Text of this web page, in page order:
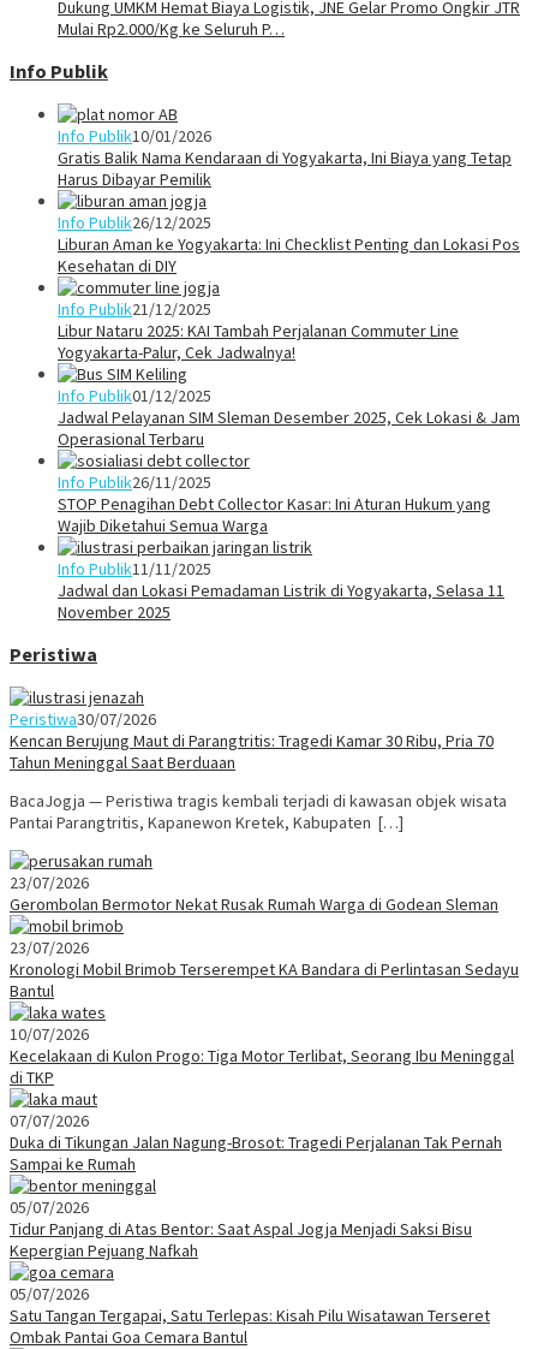
Dukung UMKM Hemat Biaya Logistik, JNE Gelar Promo Ongkir JTR
Mulai Rp2.000/Kg ke Seluruh P…
Info Publik
Info Publik10/01/2026
Gratis Balik Nama Kendaraan di Yogyakarta, Ini Biaya yang Tetap
Harus Dibayar Pemilik
Info Publik26/12/2025
Liburan Aman ke Yogyakarta: Ini Checklist Penting dan Lokasi Pos
Kesehatan di DIY
Info Publik21/12/2025
Libur Nataru 2025: KAI Tambah Perjalanan Commuter Line
Yogyakarta-Palur, Cek Jadwalnya!
Info Publik01/12/2025
Jadwal Pelayanan SIM Sleman Desember 2025, Cek Lokasi & Jam
Operasional Terbaru
Info Publik26/11/2025
STOP Penagihan Debt Collector Kasar: Ini Aturan Hukum yang
Wajib Diketahui Semua Warga
Info Publik11/11/2025
Jadwal dan Lokasi Pemadaman Listrik di Yogyakarta, Selasa 11
November 2025
Peristiwa
Peristiwa30/07/2026
Kencan Berujung Maut di Parangtritis: Tragedi Kamar 30 Ribu, Pria 70
Tahun Meninggal Saat Berduaan
BacaJogja — Peristiwa tragis kembali terjadi di kawasan objek wisata
Pantai Parangtritis, Kapanewon Kretek, Kabupaten […]
23/07/2026
Gerombolan Bermotor Nekat Rusak Rumah Warga di Godean Sleman
23/07/2026
Kronologi Mobil Brimob Terserempet KA Bandara di Perlintasan Sedayu
Bantul
10/07/2026
Kecelakaan di Kulon Progo: Tiga Motor Terlibat, Seorang Ibu Meninggal
di TKP
07/07/2026
Duka di Tikungan Jalan Nagung-Brosot: Tragedi Perjalanan Tak Pernah
Sampai ke Rumah
05/07/2026
Tidur Panjang di Atas Bentor: Saat Aspal Jogja Menjadi Saksi Bisu
Kepergian Pejuang Nafkah
05/07/2026
Satu Tangan Tergapai, Satu Terlepas: Kisah Pilu Wisatawan Terseret
Ombak Pantai Goa Cemara Bantul